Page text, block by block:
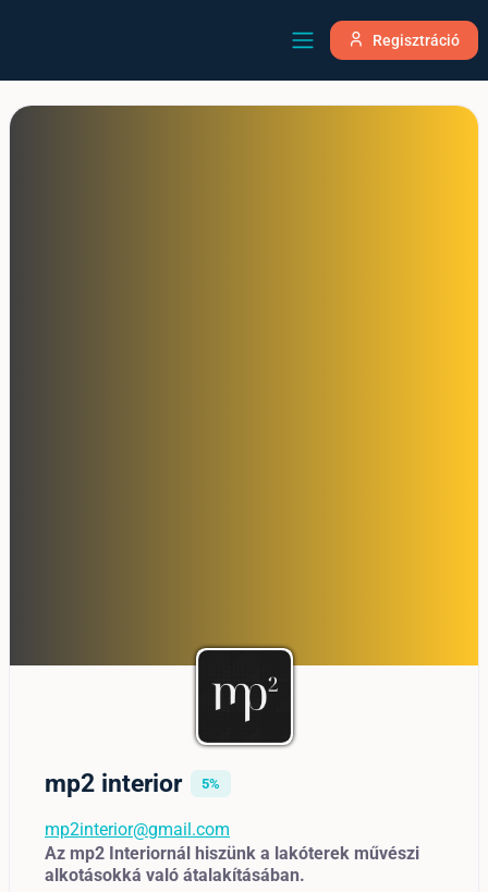
Regisztráció
mp2 interior 5%
mp2interior@gmail.com
Az mp2 Interiornál hiszünk a lakóterek művészi
alkotásokká való átalakításában.